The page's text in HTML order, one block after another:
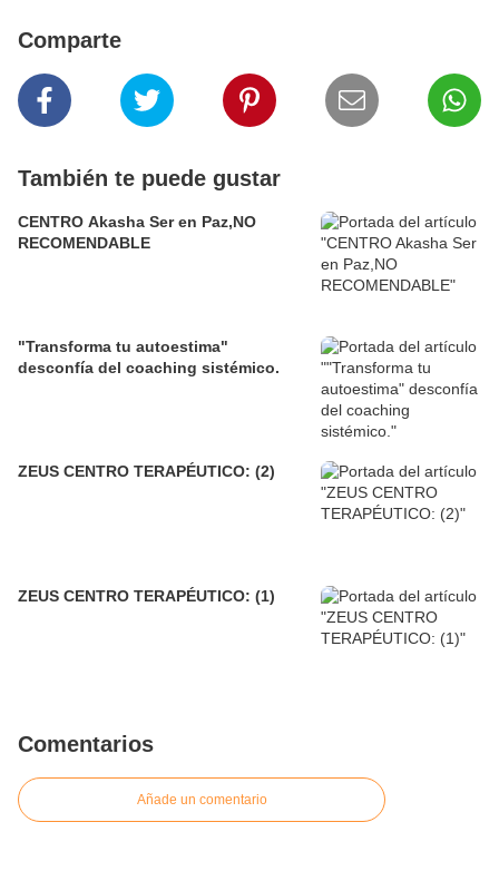
Comparte
También te puede gustar
CENTRO Akasha Ser en Paz,NO
RECOMENDABLE
"Transforma tu autoestima"
desconfía del coaching sistémico.
ZEUS CENTRO TERAPÉUTICO: (2)
ZEUS CENTRO TERAPÉUTICO: (1)
Comentarios
Añade un comentario